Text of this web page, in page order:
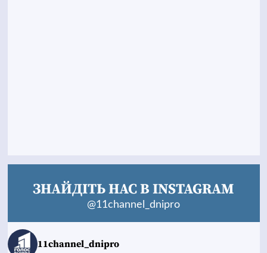
ЗНАЙДІТЬ НАС В INSTAGRAM
@11channel_dnipro
11channel_dnipro